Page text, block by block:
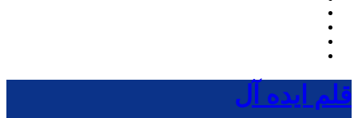
قلم ایده آل